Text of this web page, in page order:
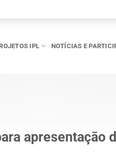
IPL NOTÍCIAS E
apresentação